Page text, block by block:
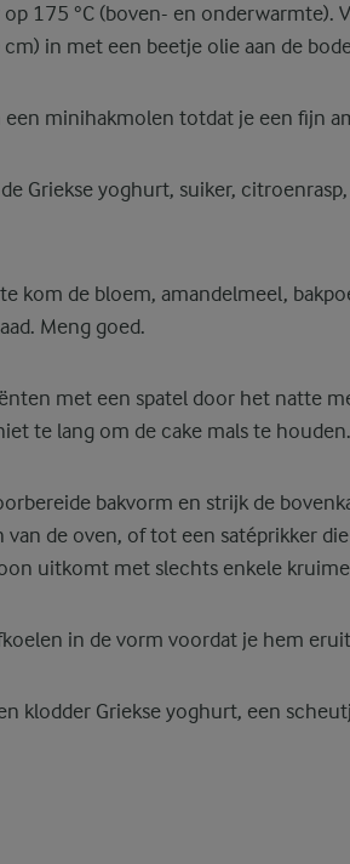
175 °C (boven- en onderwarmte).
in met een beetje olie aan de
een minihakmolen totdat je een fijn
Griekse yoghurt, suiker,
kom de bloem, amandelmeel,
Meng goed.
met een spatel door het natte
te lang om de cake mals te houden.
bakvorm en strijk de
de oven, of tot een satéprikker
uitkomt met slechts enkele
in de vorm voordat je hem
klodder Griekse yoghurt, een